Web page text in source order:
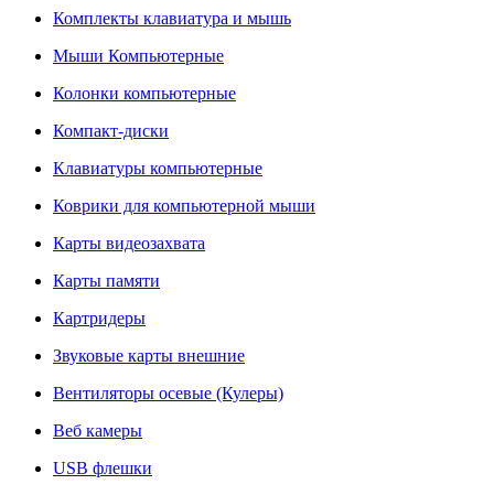
Комплекты клавиатура и мышь
Мыши Компьютерные
Колонки компьютерные
Компакт-диски
Клавиатуры компьютерные
Коврики для компьютерной мыши
Карты видеозахвата
Карты памяти
Картридеры
Звуковые карты внешние
Вентиляторы осевые (Кулеры)
Веб камеры
USB флешки